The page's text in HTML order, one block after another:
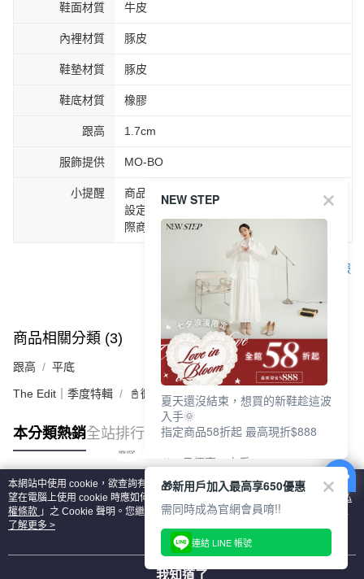
鞋面材質 牛皮
內裡材質 豚皮
鞋墊材質 豚皮
鞋底材質 橡膠
跟高 1.7cm
服飾提供 MO-BO
小提醒
商品圖片顏色會因拍攝燈光環境或個人螢幕
設定不同，而造成部份色差現象，顏色以實
際商品為主。
客服
商品相關分類 (3) 查看全部
跟高 平底
The Edit｜季度特輯 📓微甜加氛樂福鞋Loafers
本分類熱銷全站排行
熱門標籤
本網站中使用 cookie，欲查詢有關本網站使用 cookie 方式之詳情，及若您不希
望在電腦上使用 cookie 時應如何變更電腦的 cookie 設定，請參閱本網站「
隱私
權條款 」之 Cookie 聲明。您繼續使用本網站即表示您同意本公司得按本網站使
用條款之 Cookie 聲明使用 cookie。
了解更多 >
我知道了
NEW STEP
夏天還沒結束，想買的新鞋趁這波
入手🌞
指定商品58折起 最高現折$888
🎉 8月優惠一次看
①LINE購物最高10%回饋
②每周限定品現折200
③指定商品58折起 最高現折$888
上班鞋、休閒鞋、涼鞋一次逛齊
好搭、出遊好走、聚會也漂亮
🎁新用戶加入最高享650優惠
需同時成為官網會員唷!!
連結 LINE 帳號